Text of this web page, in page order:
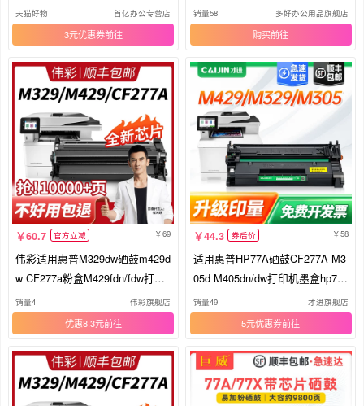
M430f墨盒M407 M406dn打印机
dn/dw/fdn/fdw/d格之格
天猫好物 首亿办公专营店
3元优惠券
M329dw硒鼓CF277A墨盒77a碳
粉盒
销量58 多好办公用品旗舰店
购买
60.7 官方立减 69
伟彩适用惠普M329dw硒鼓m429d
w CF277a粉盒M429fdn/fdw打印
机M405dw/dn M407dn墨盒MFP
M405d M305d/dn HP77A
销量4 伟彩旗舰店
优惠8.3元
44.3 券后价 58
适用惠普HP77A硒鼓CF277A M3
05d M405dn/dw打印机墨盒hp77x
MFP M329dw M429dw M429fdn/
fdw一体机晒鼓CF277X
销量49 才进旗舰店
5元优惠券